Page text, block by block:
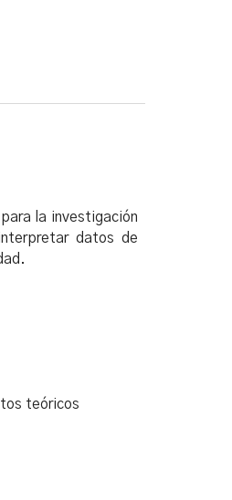
la investigación
datos de
teóricos